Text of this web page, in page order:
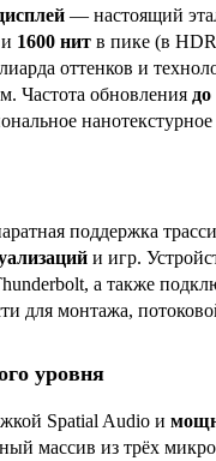
— настоящий
1600 нит в пике (в
оттенков и
Частота обновления
поддержка
и игр.
а также
для монтажа,
уровня
Spatial Audio и
массив из трёх